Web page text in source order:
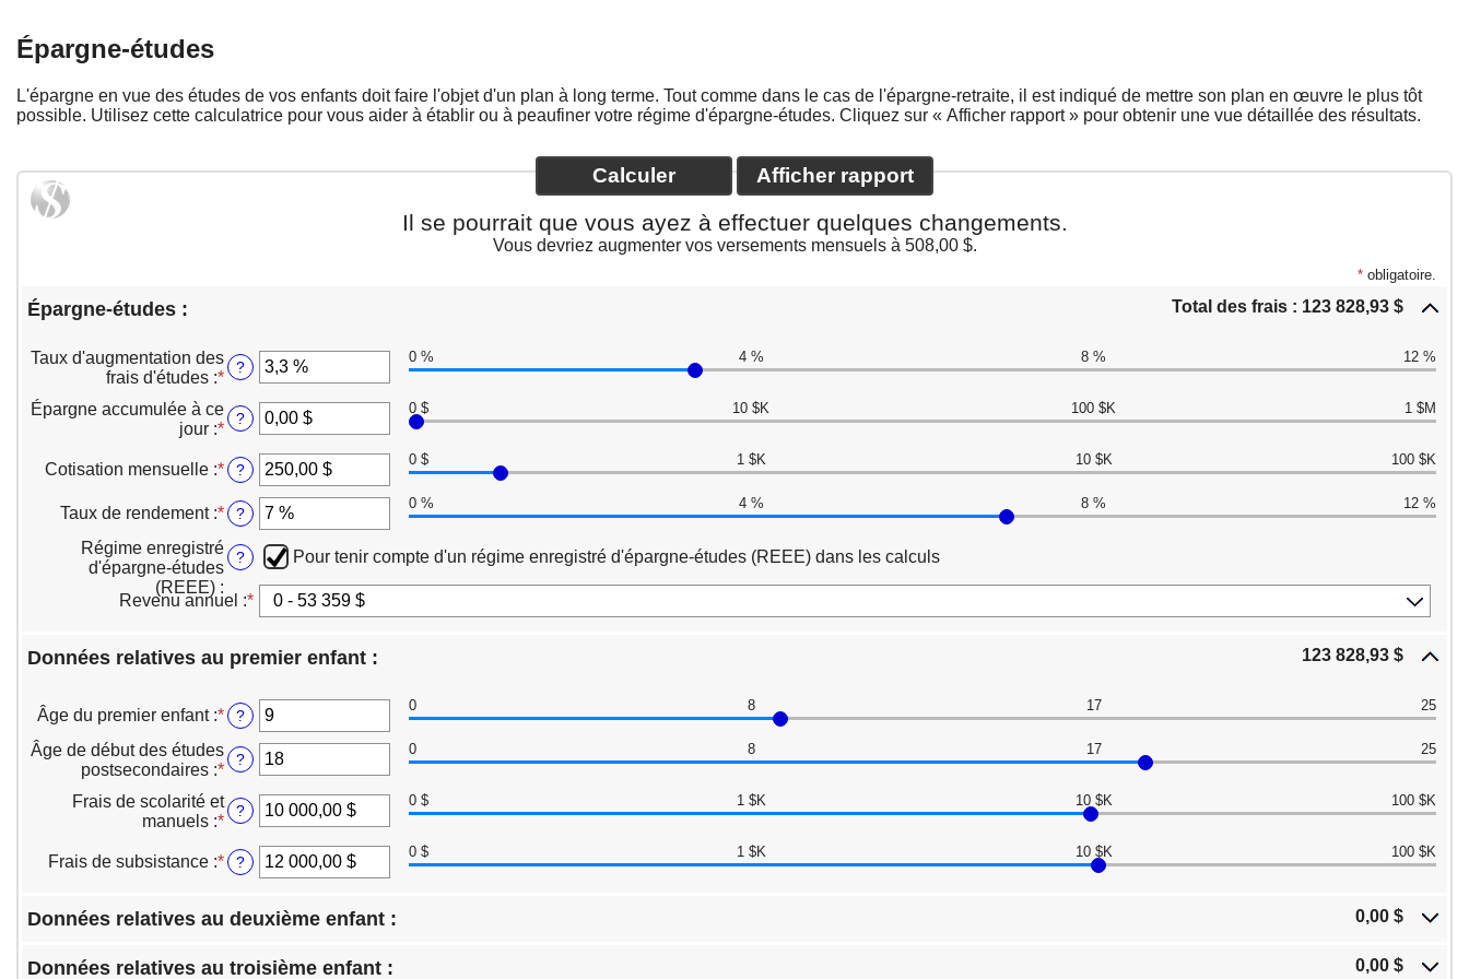
Épargne-études
L'épargne en vue des études de vos enfants doit faire l'objet d'un plan à long terme. Tout comme dans le cas de l'épargne-retraite, il est indiqué de mettre son plan en œuvre le plus tôt
possible. Utilisez cette calculatrice pour vous aider à établir ou à peaufiner votre régime d'épargne-études. Cliquez sur « Afficher rapport » pour obtenir une vue détaillée des résultats.
Il se pourrait que vous ayez à effectuer quelques changements.
Vous devriez augmenter vos versements mensuels à 508,00 $.
* obligatoire.
Épargne-études :
pour
cacher
entrées
Total des frais : 123 828,93 $
Taux d'augmentation des
frais d'études :*Entrez
montant
entre
0 %
et
20 %
?
0 % 4 % 8 % 12 %
Épargne accumulée à ce
jour :*Entrez
montant
entre
0,00 $
et
1 000 000,00 $
?
0 $ 10 $K 100 $K 1 $M
Cotisation mensuelle :*Entrez
un
montant
entre
0,00 $
et
100 000,00 $
?
0 $ 1 $K 10 $K 100 $K
Taux de rendement:*Entrez
un
montant
entre
0 %
et
?
0 % 4 % 8 % 12 %
Régime enregistré
d'épargne-études
(REEE) :
? Pour tenir compte d'un régime enregistré d'épargne-études (REEE) dans les calculs
Revenu annuel :*
Données relatives au premier enfant :
pour
cacher
entrées
123 828,93 $
Âge du premier enfant:*Entrez
un
montant
entre
0
et
?
0 8 17 25
Âge de début des études
postsecondaires :*Entrez
montant
entre
0
et
?
0 8 17 25
Frais de scolarité et
manuels :*Entrez
montant
entre
et
?
0 $ 1 $K 10 $K 100 $K
Frais de subsistance :*Entrez
un
entre
et
?
0 $ 1 $K 10 $K 100 $K
Données relatives au deuxième enfant : 0,00 $
Données relatives au troisième enfant : 0,00 $